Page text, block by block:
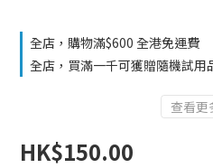
全店，購物滿$600 全港免運費
全店，買滿一千可獲贈隨機試用
查看更
HK$150.00